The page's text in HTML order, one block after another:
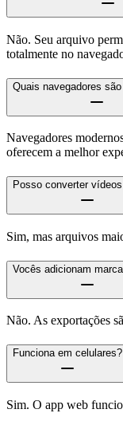
Não. Seu arquivo
totalmente no
Quais navegadores
Navegadores
oferecem a melhor
Posso converter
Sim, mas arquivos
Vocês adicionam marca
Não. As exportações
Funciona em celulares?
Sim. O app web